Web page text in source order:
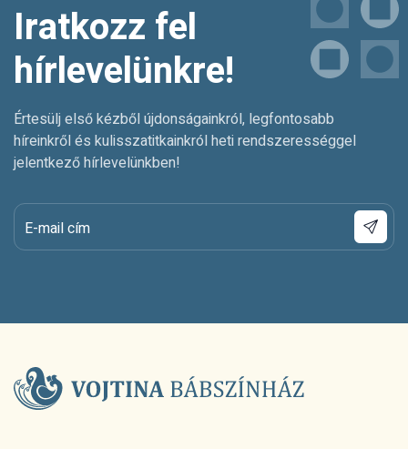
Iratkozz fel
hírlevelünkre!
Értesülj első kézből újdonságainkról, legfontosabb
híreinkről és kulisszatitkainkról heti rendszerességgel
jelentkező hírlevelünkben!
E-mail cím